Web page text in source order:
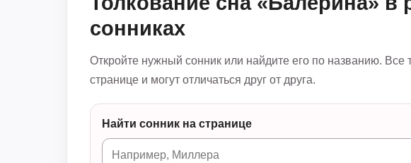
сонниках
Откройте нужный сонник или найдите его по названию. Все
странице и могут отличаться друг от друга.
Найти сонник на странице